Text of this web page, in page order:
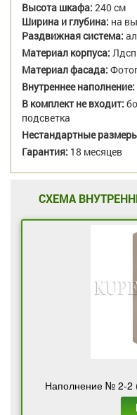
Высота шкафа: 240 см
Ширина и глубина: на
Раздвижная система:
Материал корпуса: Лдсп
Материал фасада:
Внутреннее наполнение:
В комплект не входит:
подсветка
Нестандартные
Гарантия: 18 месяцев
СХЕМА
Наполнение № 2-2